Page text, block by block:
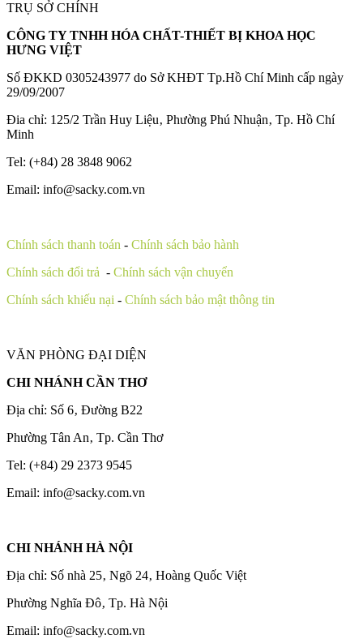
TRỤ SỞ CHÍNH
CÔNG TY TNHH HÓA CHẤT-THIẾT BỊ KHOA HỌC
HƯNG VIỆT
Số ĐKKD 0305243977 do Sở KHĐT Tp.Hồ Chí Minh cấp ngày
29/09/2007
Đia chỉ: 125/2 Trần Huy Liệu‚ Phường Phú Nhuận‚ Tp. Hồ Chí
Minh
Tel: (+84) 28 3848 9062
Email: info@sacky.com.vn
Chính sách thanh toán - Chính sách bảo hành
Chính sách đổi trả - Chính sách vận chuyển
Chính sách khiếu nại - Chính sách bảo mật thông tin
VĂN PHÒNG ĐẠI DIỆN
CHI NHÁNH CẦN THƠ
Địa chỉ: Số 6‚ Đường B22
Phường Tân An‚ Tp. Cần Thơ
Tel: (+84) 29 2373 9545
Email: info@sacky.com.vn
CHI NHÁNH HÀ NỘI
Địa chỉ: Số nhà 25‚ Ngõ 24‚ Hoàng Quốc Việt
Phường Nghĩa Đô‚ Tp. Hà Nội
Email: info@sacky.com.vn